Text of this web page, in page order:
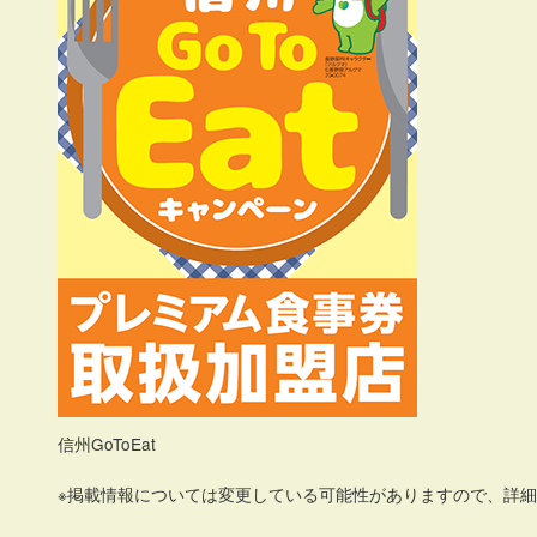
信州GoToEat
※掲載情報については変更している可能性がありますので、詳